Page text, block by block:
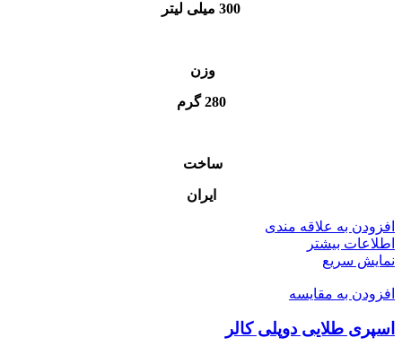
300 میلی لیتر
وزن
280 گرم
ساخت
ایران
افزودن به علاقه مندی
اطلاعات بیشتر
نمایش سریع
افزودن به مقایسه
اسپری طلایی دوپلی کالر